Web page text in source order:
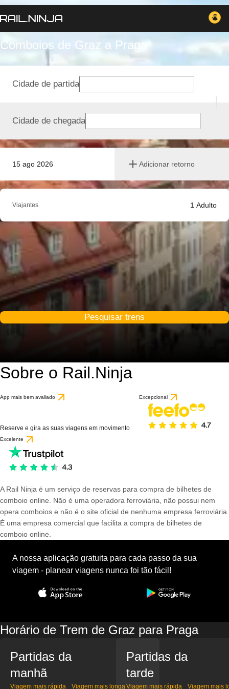
Comboios de Graz a Praga
15 ago 2026 Adicionar retorno
Cidade de partida
Cidade de chegada
Viajantes 1 Adulto
Pesquisar trens
Sobre o Rail.Ninja
App mais bem avaliado
Reserve e gira as suas viagens em movimento
Excepcional
Excelente
A Rail Ninja é um serviço de reservas para compra de bilhetes de
comboio online. Não é uma operadora ferroviária, não possui nem
opera comboios e não é o site oficial de nenhuma empresa ferroviária.
É uma empresa comercial que facilita a compra de bilhetes de
comboio online.
A nossa aplicação gratuita para cada passo da sua
viagem - planear viagens nunca foi tão fácil!
Horário de Trem de Graz para Praga
Partidas da
manhã
Viagem mais rápida Viagem mais longa
Partidas da
tarde
Viagem mais rápida Viagem mais